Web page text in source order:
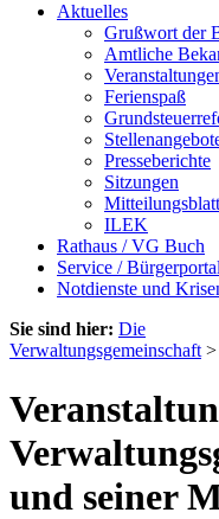
Aktuelles
Grußwort der
Amtliche
Ferienspaß
Presseberichte
Sitzungen
Mitteilungsblatt
ILEK
Rathaus / VG Buch
Service / Bürgerportal
Notdienste und
Sie sind hier: Die
Verwaltungsgemeinschaft >
und seiner